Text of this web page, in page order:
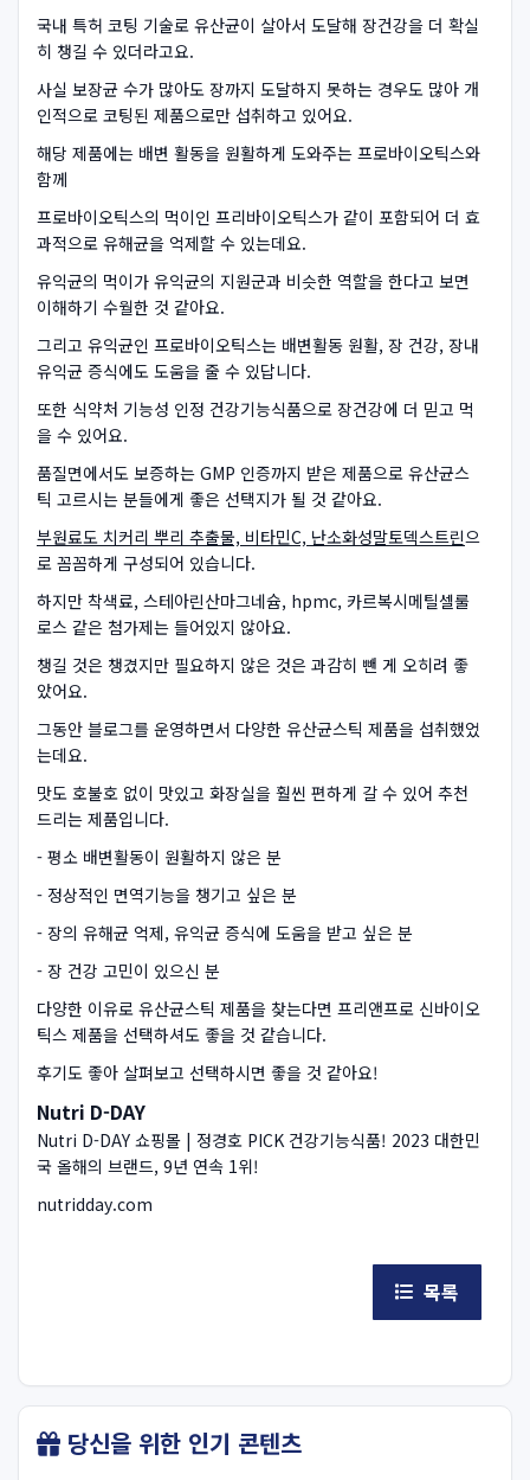
국내 특허 코팅 기술로 유산균이 살아서 도달해 장건강을 더 확실
히 챙길 수 있더라고요.
사실 보장균 수가 많아도 장까지 도달하지 못하는 경우도 많아 개
인적으로 코팅된 제품으로만 섭취하고 있어요.
해당 제품에는 배변 활동을 원활하게 도와주는 프로바이오틱스와
함께
프로바이오틱스의 먹이인 프리바이오틱스가 같이 포함되어 더 효
과적으로 유해균을 억제할 수 있는데요.
유익균의 먹이가 유익균의 지원군과 비슷한 역할을 한다고 보면
이해하기 수월한 것 같아요.
그리고 유익균인 프로바이오틱스는 배변활동 원활, 장 건강, 장내
유익균 증식에도 도움을 줄 수 있답니다.
또한 식약처 기능성 인정 건강기능식품으로 장건강에 더 믿고 먹
을 수 있어요.
품질면에서도 보증하는 GMP 인증까지 받은 제품으로 유산균스
틱 고르시는 분들에게 좋은 선택지가 될 것 같아요.
부원료도 치커리 뿌리 추출물, 비타민C, 난소화성말토덱스트린으
로 꼼꼼하게 구성되어 있습니다.
하지만 착색료, 스테아린산마그네슘, hpmc, 카르복시메틸셀룰
로스 같은 첨가제는 들어있지 않아요.
챙길 것은 챙겼지만 필요하지 않은 것은 과감히 뺀 게 오히려 좋
았어요.
그동안 블로그를 운영하면서 다양한 유산균스틱 제품을 섭취했었
는데요.
맛도 호불호 없이 맛있고 화장실을 훨씬 편하게 갈 수 있어 추천
드리는 제품입니다.
- 평소 배변활동이 원활하지 않은 분
- 정상적인 면역기능을 챙기고 싶은 분
- 장의 유해균 억제, 유익균 증식에 도움을 받고 싶은 분
- 장 건강 고민이 있으신 분
다양한 이유로 유산균스틱 제품을 찾는다면 프리앤프로 신바이오
틱스 제품을 선택하셔도 좋을 것 같습니다.
후기도 좋아 살펴보고 선택하시면 좋을 것 같아요!
Nutri D-DAY
Nutri D-DAY 쇼핑몰 | 정경호 PICK 건강기능식품! 2023 대한민
국 올해의 브랜드, 9년 연속 1위!
nutridday.com
목록
당신을 위한 인기 콘텐츠